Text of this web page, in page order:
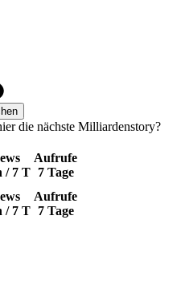
die nächste Milliardenstory?
/ 7 T
Aufrufe
7 Tage
/ 7 T
Aufrufe
7 Tage